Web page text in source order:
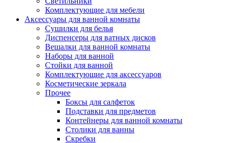
Комплектующие для мебели
Аксессуары для ванной комнаты
Сушилки для белья
Диспенсеры для ватных дисков
Вешалки для ванной комнаты
Наборы для ванной
Стойки для ванной
Комплектующие для аксессуаров
Косметические зеркала
Прочее
Боксы для салфеток
Подставки для предметов
Контейнеры для ванной комнаты
Столики для ванны
Скребки